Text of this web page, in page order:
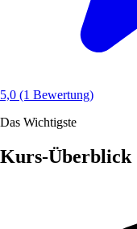
5,0 (1 Bewertung)
Das Wichtigste
Kurs-Überblick